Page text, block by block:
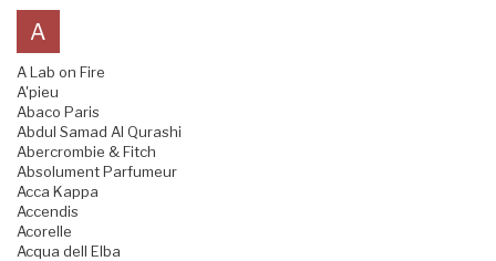
A
A Lab on Fire
A'pieu
Abaco Paris
Abdul Samad Al Qurashi
Abercrombie & Fitch
Absolument Parfumeur
Acca Kappa
Accendis
Acorelle
Acqua dell Elba